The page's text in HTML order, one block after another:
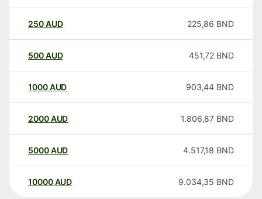
250AUD 225,86 BND
500AUD 451,72 BND
1000AUD 903,44 BND
2000AUD 1.806,87 BND
5000AUD 4.517,18 BND
10000 AUD 9.034,35 BND